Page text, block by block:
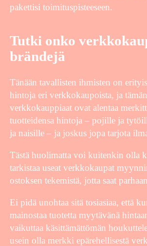
pakettisi toimituspisteeseen.
Tutki onko
brändejä
Tänään tavallisten ihmisten on
hintoja eri verkkokaupoista, ja
verkkokauppiaat ovat alentaa
tuotteidensa hintoja – pojille ja
ja naisille – ja joskus jopa tarjota
Tästä huolimatta voi kuitenkin olla
tarkistaa useat verkkokaupat
ostoksen tekemistä, jotta saat
Ei pidä unohtaa sitä tosiasiaa, että
mainostaa tuotetta myytävänä
vaikuttaa käsittämättömän
usein olla merkki epärehellisestä